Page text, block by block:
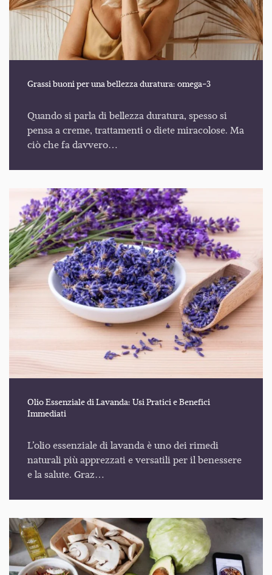
Grassi buoni per una bellezza duratura: omega-3
Quando si parla di bellezza duratura, spesso si
pensa a creme, trattamenti o diete miracolose. Ma
ciò che fa davvero…
Olio Essenziale di Lavanda: Usi Pratici e Benefici
Immediati
L’olio essenziale di lavanda è uno dei rimedi
naturali più apprezzati e versatili per il benessere
e la salute. Graz…